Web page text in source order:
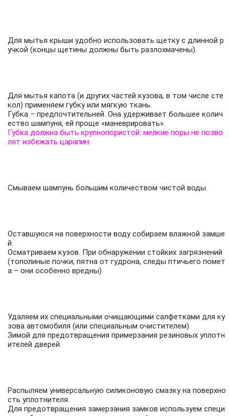
Для мытья крыши удобно использовать щетку с длинной р
учкой (концы щетины должны быть разлохмачены).
Для мытья капота (и других частей кузова, в том числе сте
кол) применяем губку или мягкую ткань.
Губка – предпочтительней. Она удерживает большее колич
ество шампуня, ей проще «маневрировать».
Губка должна быть крупнопористой: мелкие поры не позво
лят избежать царапин.
Смываем шампунь большим количеством чистой воды.
Оставшуюся на поверхности воду собираем влажной замше
й.
Осматриваем кузов. При обнаружении стойких загрязнений
(тополиные почки, пятна от гудрона, следы птичьего помет
а – они особенно вредны)
Удаляем их специальными очищающими салфетками для ку
зова автомобиля (или специальным очистителем).
Зимой для предотвращения примерзания резиновых уплотн
ителей дверей.
Распыляем универсальную силиконовую смазку на поверхно
сть уплотнителя.
Для предотвращения замерзания замков используем специ